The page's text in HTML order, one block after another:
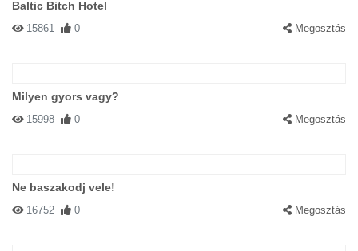
Baltic Bitch Hotel
15861 0 Megosztás
Milyen gyors vagy?
15998 0 Megosztás
Ne baszakodj vele!
16752 0 Megosztás